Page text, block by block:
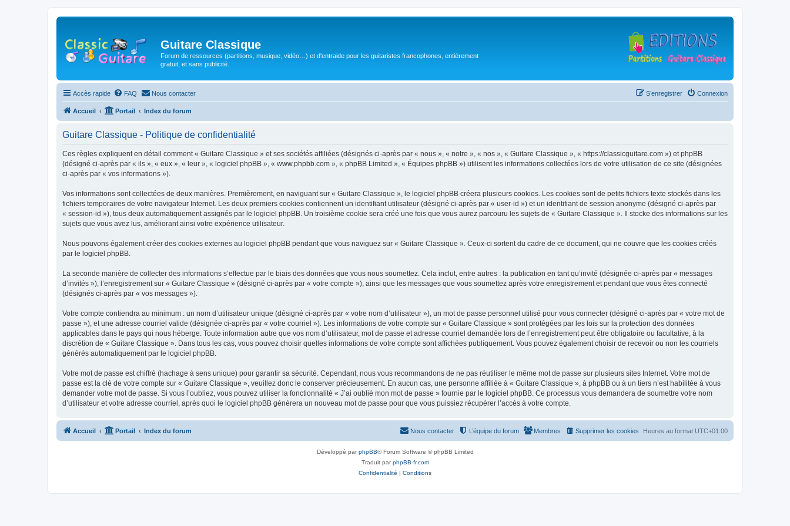
Guitare Classique
Forum de ressources (partitions, musique, vidéo…) et d'entraide pour les guitaristes francophones, entièrement
gratuit, et sans publicité.
Accès rapide FAQ Nous contacter Connexion
S’enregistrer
Accueil Portail Index du forum
Guitare Classique - Politique de confidentialité
Ces règles expliquent en détail comment « Guitare Classique » et ses sociétés affiliées (désignés ci-après par « nous », « notre », « nos », « Guitare Classique », « https://classicguitare.com ») et phpBB
(désigné ci-après par « ils », « eux », « leur », « logiciel phpBB », « www.phpbb.com », « phpBB Limited », « Équipes phpBB ») utilisent les informations collectées lors de votre utilisation de ce site (désignées
ci-après par « vos informations »).
Vos informations sont collectées de deux manières. Premièrement, en naviguant sur « Guitare Classique », le logiciel phpBB créera plusieurs cookies. Les cookies sont de petits fichiers texte stockés dans les
fichiers temporaires de votre navigateur Internet. Les deux premiers cookies contiennent un identifiant utilisateur (désigné ci-après par « user-id ») et un identifiant de session anonyme (désigné ci-après par
« session-id »), tous deux automatiquement assignés par le logiciel phpBB. Un troisième cookie sera créé une fois que vous aurez parcouru les sujets de « Guitare Classique ». Il stocke des informations sur les
sujets que vous avez lus, améliorant ainsi votre expérience utilisateur.
Nous pouvons également créer des cookies externes au logiciel phpBB pendant que vous naviguez sur « Guitare Classique ». Ceux-ci sortent du cadre de ce document, qui ne couvre que les cookies créés
par le logiciel phpBB.
La seconde manière de collecter des informations s’effectue par le biais des données que vous nous soumettez. Cela inclut, entre autres : la publication en tant qu’invité (désignée ci-après par « messages
d’invités »), l’enregistrement sur « Guitare Classique » (désigné ci-après par « votre compte »), ainsi que les messages que vous soumettez après votre enregistrement et pendant que vous êtes connecté
(désignés ci-après par « vos messages »).
Votre compte contiendra au minimum : un nom d’utilisateur unique (désigné ci-après par « votre nom d’utilisateur »), un mot de passe personnel utilisé pour vous connecter (désigné ci-après par « votre mot de
passe »), et une adresse courriel valide (désignée ci-après par « votre courriel »). Les informations de votre compte sur « Guitare Classique » sont protégées par les lois sur la protection des données
applicables dans le pays qui nous héberge. Toute information autre que vos nom d’utilisateur, mot de passe et adresse courriel demandée lors de l’enregistrement peut être obligatoire ou facultative, à la
discrétion de « Guitare Classique ». Dans tous les cas, vous pouvez choisir quelles informations de votre compte sont affichées publiquement. Vous pouvez également choisir de recevoir ou non les courriels
générés automatiquement par le logiciel phpBB.
Votre mot de passe est chiffré (hachage à sens unique) pour garantir sa sécurité. Cependant, nous vous recommandons de ne pas réutiliser le même mot de passe sur plusieurs sites Internet. Votre mot de
passe est la clé de votre compte sur « Guitare Classique », veuillez donc le conserver précieusement. En aucun cas, une personne affiliée à « Guitare Classique », à phpBB ou à un tiers n’est habilitée à vous
demander votre mot de passe. Si vous l’oubliez, vous pouvez utiliser la fonctionnalité « J’ai oublié mon mot de passe » fournie par le logiciel phpBB. Ce processus vous demandera de soumettre votre nom
d’utilisateur et votre adresse courriel, après quoi le logiciel phpBB générera un nouveau mot de passe pour que vous puissiez récupérer l’accès à votre compte.
Accueil Portail Index du forum Heures au format UTC+01:00
Supprimer les cookies
Membres
L’équipe du forum
Nous contacter
Développé parphpBB® Forum Software © phpBB Limited
Traduit parphpBB-fr.com
Confidentialité | Conditions